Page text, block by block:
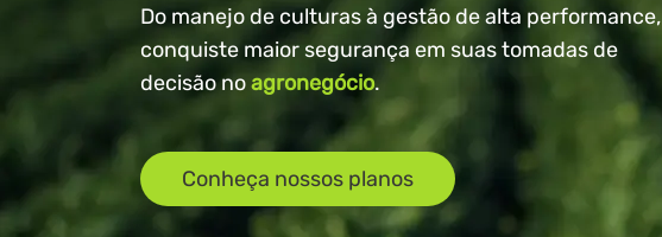
Do manejo de culturas à gestão de alta performance,
conquiste maior segurança em suas tomadas de
decisão noagronegócio.
Conheça nossos planos